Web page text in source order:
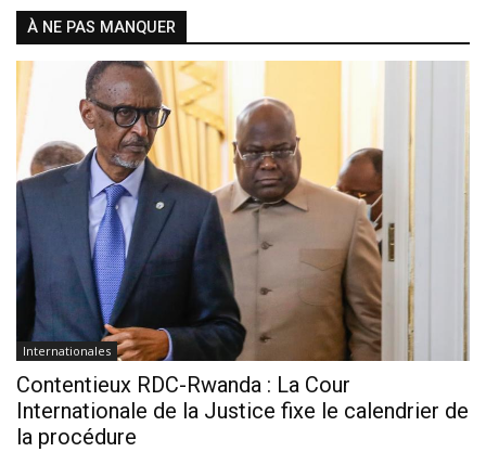
À NE PAS MANQUER
Internationales
Contentieux RDC-Rwanda : La Cour
Internationale de la Justice fixe le calendrier de
la procédure